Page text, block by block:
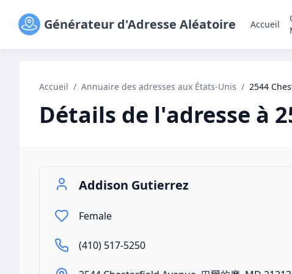
Générateur d'Adresse Aléatoire Accueil
Accueil / Annuaire des adresses aux États-Unis / 2544
Détails de l'adresse à
Addison Gutierrez
Female
(410) 517-5250